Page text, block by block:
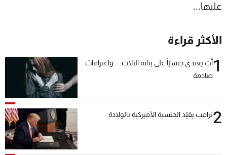
عليها...
الأكثر قراءة
1أبٌ يعتدي جنسيّاً على بناته الثلاث… واعترافاتٌ
صادمة
2ترامب يقيّد الجنسية الأميركية بالولادة